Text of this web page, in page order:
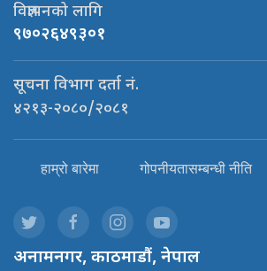
विज्ञापनको लागि
९७०२६४९३०१
सूचना विभाग दर्ता नं.
४२१३-२०८०/२०८१
हाम्रो बारेमा गोपनीयतासम्बन्धी नीति
अनामनगर, काठमाडौं, नेपाल